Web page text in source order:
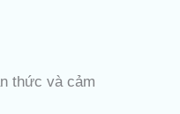
thức và cảm